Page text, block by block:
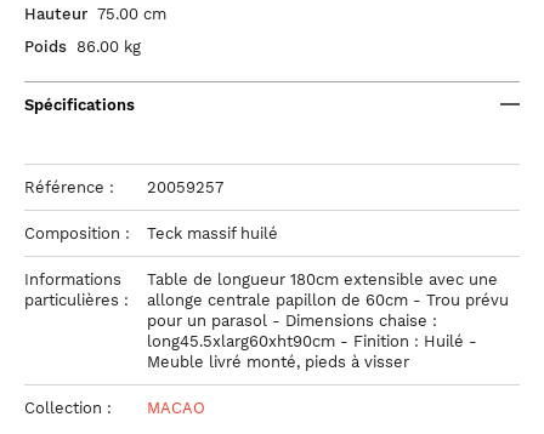
Hauteur 75.00 cm
Poids 86.00 kg
Spécifications
Référence : 20059257
Composition : Teck massif huilé
Informations
particulières :
Table de longueur 180cm extensible avec une
allonge centrale papillon de 60cm - Trou prévu
pour un parasol - Dimensions chaise :
long45.5xlarg60xht90cm - Finition : Huilé -
Meuble livré monté, pieds à visser
Collection : MACAO